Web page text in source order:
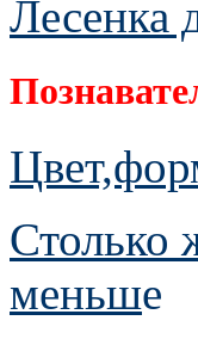
Лесенка
Столько
меньше